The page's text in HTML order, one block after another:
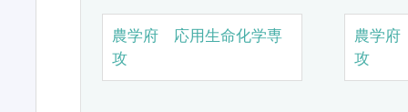
農学府 応用生命化学専
攻
農学
攻